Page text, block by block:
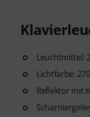
Leuchtmittel:
Lichtfarbe:
Reflektor mit